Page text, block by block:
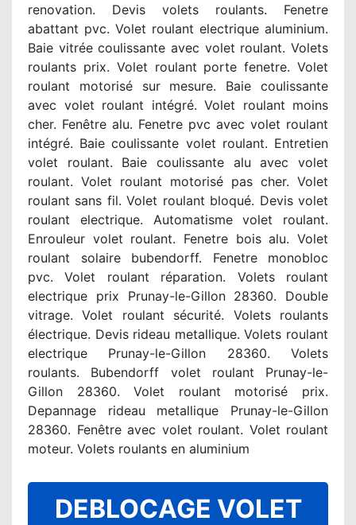
renovation. Devis volets roulants. Fenetre
abattant pvc. Volet roulant electrique aluminium.
Baie vitrée coulissante avec volet roulant. Volets
roulants prix. Volet roulant porte fenetre. Volet
roulant motorisé sur mesure. Baie coulissante
avec volet roulant intégré. Volet roulant moins
cher. Fenêtre alu. Fenetre pvc avec volet roulant
intégré. Baie coulissante volet roulant. Entretien
volet roulant. Baie coulissante alu avec volet
roulant. Volet roulant motorisé pas cher. Volet
roulant sans fil. Volet roulant bloqué. Devis volet
roulant electrique. Automatisme volet roulant.
Enrouleur volet roulant. Fenetre bois alu. Volet
roulant solaire bubendorff. Fenetre monobloc
pvc. Volet roulant réparation. Volets roulant
electrique prix Prunay-le-Gillon 28360. Double
vitrage. Volet roulant sécurité. Volets roulants
électrique. Devis rideau metallique. Volets roulant
electrique Prunay-le-Gillon 28360. Volets
roulants. Bubendorff volet roulant Prunay-le-
Gillon 28360. Volet roulant motorisé prix.
Depannage rideau metallique Prunay-le-Gillon
28360. Fenêtre avec volet roulant. Volet roulant
moteur. Volets roulants en aluminium
DEBLOCAGE VOLET